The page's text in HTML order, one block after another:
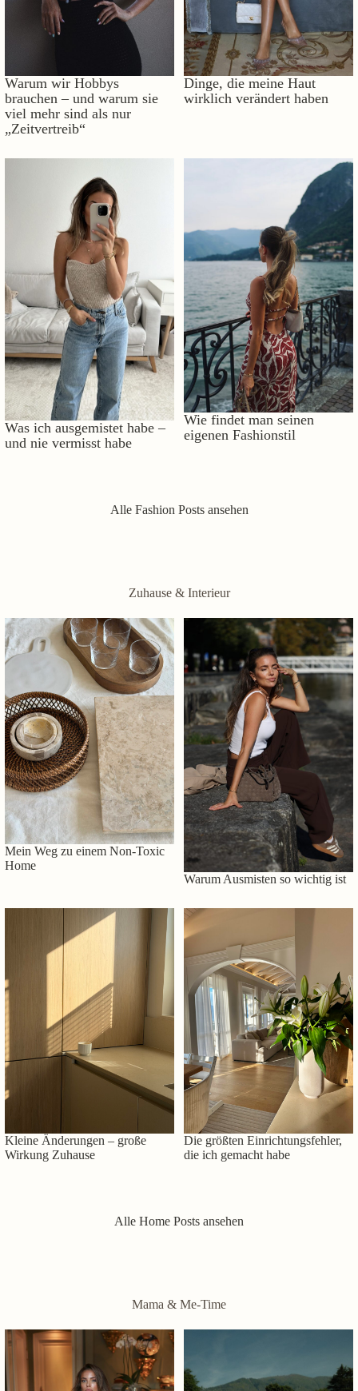
Warum wir Hobbys
brauchen – und warum sie
viel mehr sind als nur
„Zeitvertreib“
Dinge, die meine Haut
wirklich verändert haben
Was ich ausgemistet habe –
und nie vermisst habe
Wie findet man seinen
eigenen Fashionstil
Alle Fashion Posts ansehen
Zuhause & Interieur
Mein Weg zu einem Non-Toxic
Home
Warum Ausmisten so wichtig ist
Kleine Änderungen – große
Wirkung Zuhause
Die größten Einrichtungsfehler,
die ich gemacht habe
Alle Home Posts ansehen
Mama & Me-Time